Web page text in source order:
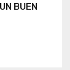
BUEN